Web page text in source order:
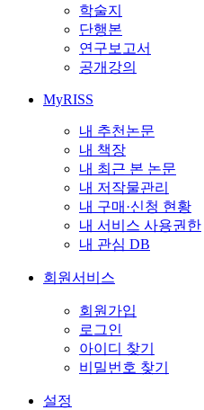
학술지
단행본
연구보고서
공개강의
MyRISS
내 추천논문
내 책장
내 최근 본 논문
내 저작물관리
내 구매·신청 현황
내 서비스 사용권한
내 관심 DB
회원서비스
회원가입
로그인
아이디 찾기
비밀번호 찾기
설정